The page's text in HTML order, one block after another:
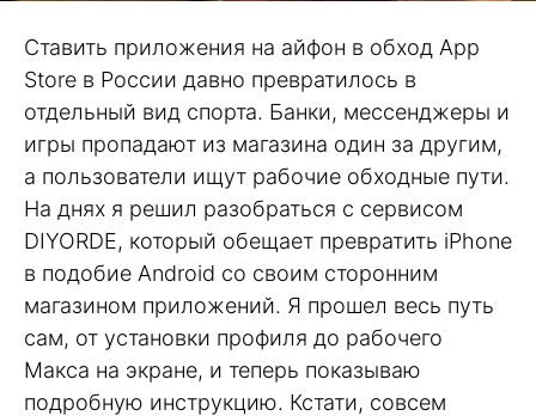
Ставить приложения на айфон в обход App
Store в России давно превратилось в
отдельный вид спорта. Банки, мессенджеры и
игры пропадают из магазина один за другим,
а пользователи ищут рабочие обходные пути.
На днях я решил разобраться с сервисом
DIYORDE, который обещает превратить iPhone
в подобие Android со своим сторонним
магазином приложений. Я прошел весь путь
сам, от установки профиля до рабочего
Макса на экране, и теперь показываю
подробную инструкцию. Кстати, совсем